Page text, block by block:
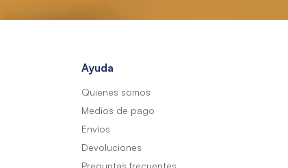
Ayuda
Quienes somos
Medios de pago
Envíos
Devoluciones
Preguntas frecuentes